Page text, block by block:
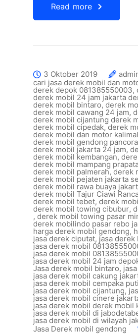
Read more
3 Oktober 2019
cari jasa derek mobil dan
derek depok 081385550003,
derek mobil 24 jam jakarta
derek mobil bintaro, derek
derek mobil cawang 24 jam,
derek mobil cijantung derek
derek mobil cipedak,derek
derek mobil dan motor
derek mobil gendong
derek mobil jakarta 24 jam,
derek mobil kembangan,
derek mobil mampang
derek mobil palmerah, derek
derek mobil pejaten jakarta
derek mobil rawa buaya
derek mobil Tajur Ciawi
derek mobil tebet, derek
derek mobil towing cibubur,
, derek mobil towing pasar
derek mobilindo pasar rebo
harga derek mobil gendong,
jasa derek ciputat, jasa derek
jasa derek mobil
jasa derek mobil
jasa derek mobil 24 jam
Jasa derek mobil bintaro,
jasa derek mobil cakung
jasa derek mobil cempaka
jasa derek mobil cijantung,
jasa derek mobil cinere
jasa derek mobil derek mobil
jasa derek mobil di
jasa derek mobil di wilayah
Jasa Derek mobil gendong